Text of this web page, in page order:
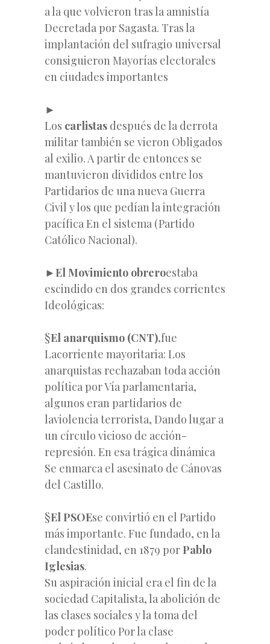
a la que volvieron tras la amnistía
Decretada por Sagasta. Tras la
implantación del sufragio universal
consiguieron Mayorías electorales
en ciudades importantes
►
Los carlistas después de la derrota
militar también se vieron Obligados
al exilio. A partir de entonces se
mantuvieron divididos entre los
Partidarios de una nueva Guerra
Civil y los que pedían la integración
pacífica En el sistema (Partido
Católico Nacional).
►El Movimiento obreroestaba
escindido en dos grandes corrientes
Ideológicas:
§El anarquismo (CNT),fue
Lacorriente mayoritaria: Los
anarquistas rechazaban toda acción
política por Vía parlamentaria,
algunos eran partidarios de
laviolencia terrorista, Dando lugar a
un círculo vicioso de acción-
represión. En esa trágica dinámica
Se enmarca el asesinato de Cánovas
del Castillo.
§El PSOEse convirtió en el Partido
más importante. Fue fundado, en la
clandestinidad, en 1879 por Pablo
Iglesias.
Su aspiración inicial era el fin de la
sociedad Capitalista, la abolición de
las clases sociales y la toma del
poder político Por la clase